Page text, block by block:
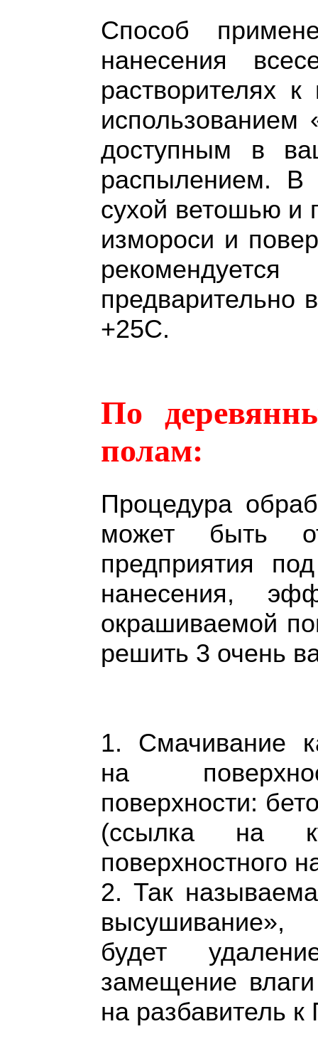
Способ
нанесения
растворителях
доступным в
распылением. В
сухой ветошью и
измороси и
+25С.
По
полам:
Процедура
может быть
предприятия
нанесения,
окрашиваемой
решить 3 очень
1. Смачивание
на
поверхности:
(ссылка на
поверхностного
2. Так
высушивание»,
будет
замещение
на разбавитель